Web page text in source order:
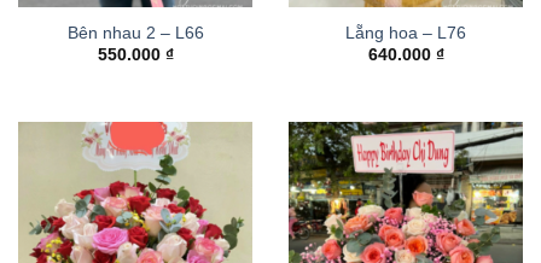
Bên nhau 2 – L66
550.000 ₫
Lẵng hoa – L76
640.000 ₫